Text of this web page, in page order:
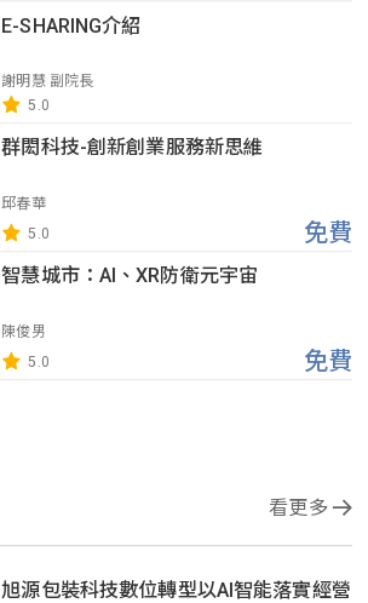
E-SHARING介紹
謝明慧 副院長
5.0
群閎科技-創新創業服務新思維
邱春華
5.0 免費
智慧城市：AI、XR防衛元宇宙
陳俊男
5.0
免費
看更多
旭源包裝科技數位轉型以AI智能落實經營